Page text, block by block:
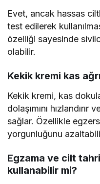
Evet, ancak hassas
test edilerek
özelliği sayesinde
olabilir.
Kekik kremi kas
Kekik kremi, kas
dolaşımını
sağlar. Özellikle
yorgunluğunu
Egzama ve cilt
kullanabilir mi?